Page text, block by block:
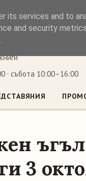
· събота 10:00–16:00
3
its services and to
and security